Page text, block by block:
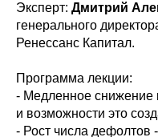
Эксперт: Дмитрий
генерального
Ренессанс Капитал.
Программа лекции:
- Медленное снижение
и возможности это
- Рост числа дефолтов